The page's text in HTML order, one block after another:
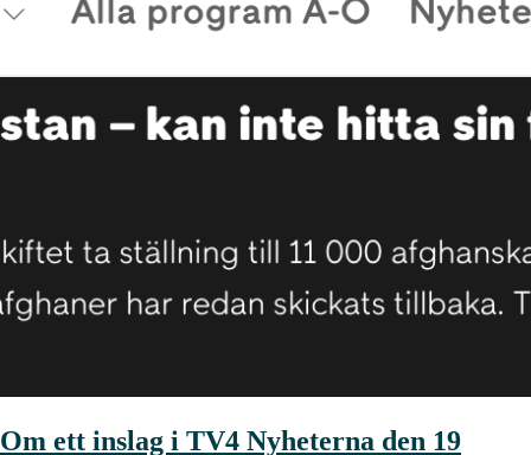
Om ett inslag i TV4 Nyheterna den 19